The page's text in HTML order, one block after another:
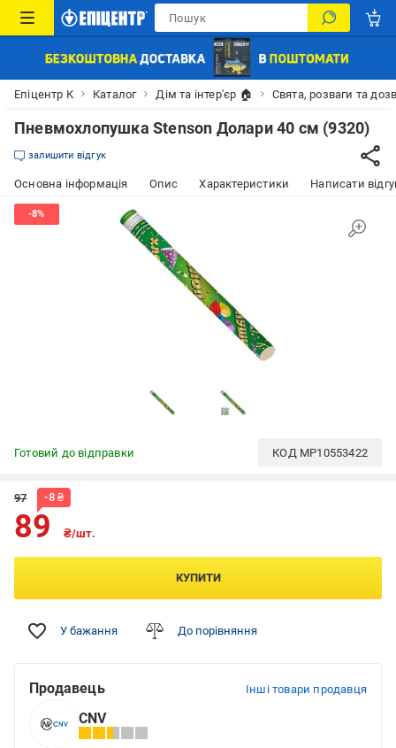
Епіцентр К Каталог Дім та інтер'єр 🏠 Свята, розваги та
Пневмохлопушка Stenson Долари 40 см (9320)
залишити відгук
Основна інформація Опис Характеристики Написати
Готовий до відправки КОД MP10553422
97 -8₴
89 ₴/шт.
КУПИТИ
У бажання До порівняння
Продавець Інші товари продавця
CNV